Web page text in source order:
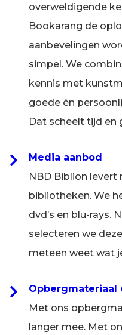
overweldigende
Bookarang de
aanbevelingen
simpel. We
kennis met
goede én
Dat scheelt tijd en
Media aanbod
NBD Biblion levert
bibliotheken. We
dvd’s en blu-rays.
selecteren we
meteen weet wat
Opbergmateriaal
Met ons
langer mee. Met